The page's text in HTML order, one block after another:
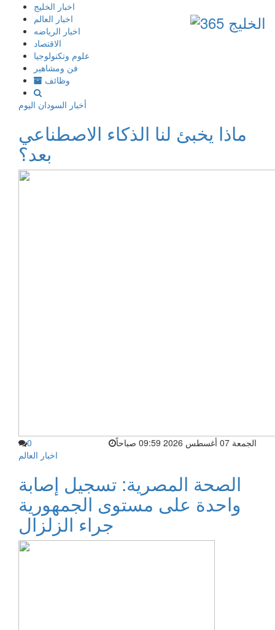
إذهب
المحتوى
اخبار الخليج
اخبار العالم
اخبار الرياضه
الاقتصاد
علوم وتكنولوجيا
فن ومشاهير
وظائف
أخبار السودان اليوم
ماذا يخبئ لنا الذكاء الاصطناعي
بعد؟
الجمعة 07 أغسطس 2026 09:59 صباحاً
0
اخبار العالم
الصحة المصرية: تسجيل إصابة
واحدة على مستوى الجمهورية
جراء الزلزال